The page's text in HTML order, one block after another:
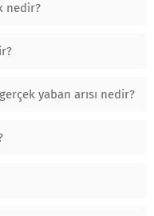
nedir?
yaban arısı nedir?